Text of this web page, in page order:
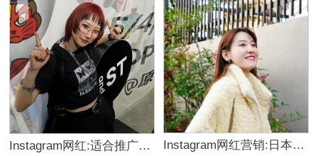
Instagram网红:适合推广美妆护肤生活类产品的日本海外博主 Instagram网红营销:日本日常旅游探店美女博主